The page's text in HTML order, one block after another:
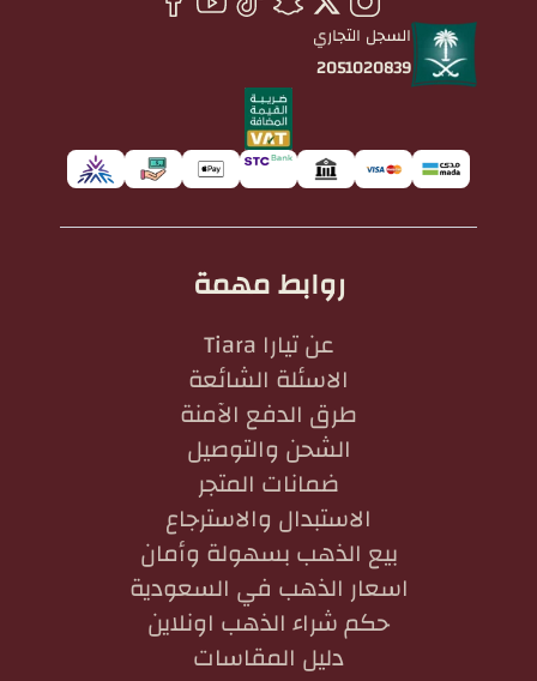
السجل التجاري
2051020839
روابط مهمة
عن تيارا Tiara
الاسئلة الشائعة
طرق الدفع الآمنة
الشحن والتوصيل
ضمانات المتجر
الاستبدال والاسترجاع
بيع الذهب بسهولة وأمان
اسعار الذهب في السعودية
حكم شراء الذهب اونلاين
دليل المقاسات